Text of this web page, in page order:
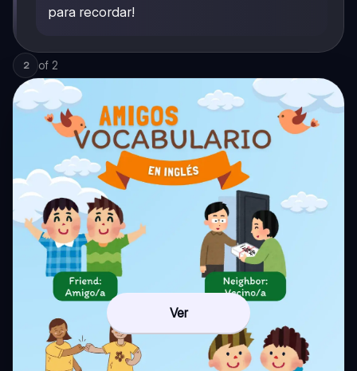
para recordar!
2 of 2
Ver